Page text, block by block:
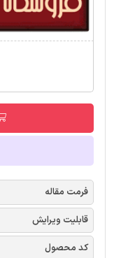
فرمت مقاله
قابلیت ویرایش
کد محصول